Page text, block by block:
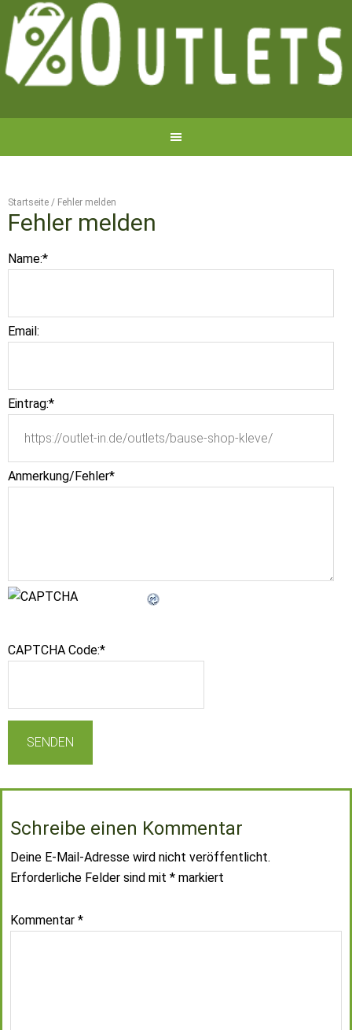
Startseite / Fehler melden
Fehler melden
Name:*
Email:
Eintrag:*
Anmerkung/Fehler*
CAPTCHA Code:*
Schreibe einen Kommentar
Deine E-Mail-Adresse wird nicht veröffentlicht.
Erforderliche Felder sind mit * markiert
Kommentar *